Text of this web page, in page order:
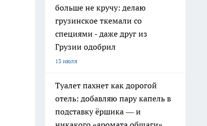
больше не кручу: делаю
грузинское ткемали со
специями - даже друг из
Грузии одобрил
13 июля
Туалет пахнет как дорогой
отель: добавляю пару капель в
подставку ёршика — и